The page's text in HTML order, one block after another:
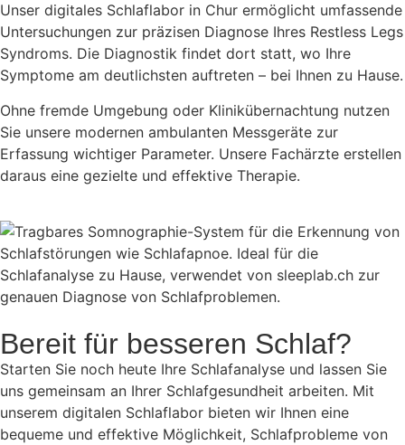
Unser digitales Schlaflabor in Chur ermöglicht umfassende
Untersuchungen zur präzisen Diagnose Ihres Restless Legs
Syndroms. Die Diagnostik findet dort statt, wo Ihre
Symptome am deutlichsten auftreten – bei Ihnen zu Hause.
Ohne fremde Umgebung oder Klinikübernachtung nutzen
Sie unsere modernen ambulanten Messgeräte zur
Erfassung wichtiger Parameter. Unsere Fachärzte erstellen
daraus eine gezielte und effektive Therapie.
Bereit für besseren Schlaf?
Starten Sie noch heute Ihre Schlafanalyse und lassen Sie
uns gemeinsam an Ihrer Schlafgesundheit arbeiten. Mit
unserem digitalen Schlaflabor bieten wir Ihnen eine
bequeme und effektive Möglichkeit, Schlafprobleme von